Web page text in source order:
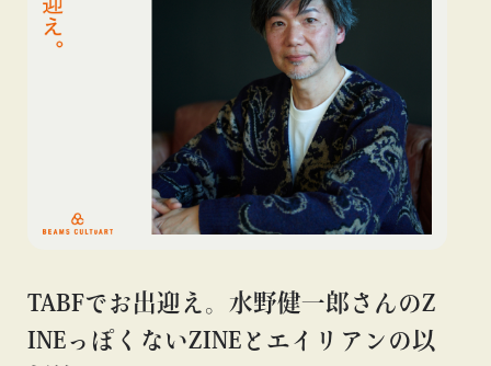
#BEAMS MANGART
#Bギャラリー
#TOKYO CULTUART by BEAMS
#Tシャツ
#アート
#アートが生まれるところ
#アートフェア #アイドル
#エンタメ #ギャラリー #グッズ
#デザイン
#ビームス カルチャー ト 高輪
#ビームス ジャパン
#ライブ
#レコード #写真 #抽選販売 #漫画
#絵画
#美術館 #言葉 #連載 #音楽
TABFでお出迎え。水野健一郎さんのZ
INEっぽくないZINEとエイリアンの以